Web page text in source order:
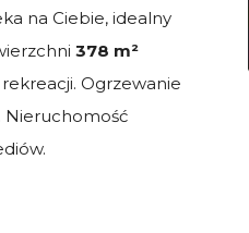
na Ciebie, idealny
378 m²
Ogrzewanie
Nieruchomość